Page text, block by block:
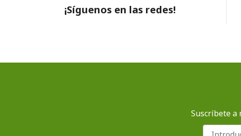
¡Síguenos en las redes!
Suscríbete a